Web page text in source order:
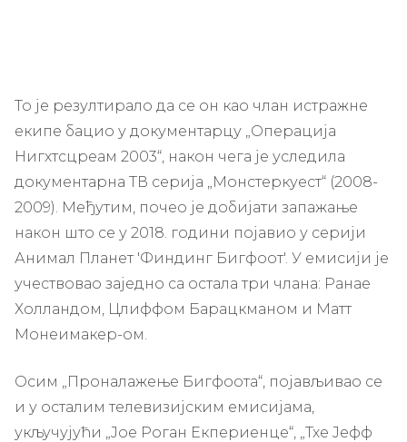
То је резултирало да се он као члан истражне
екипе бацио у документарцу „Операција
Нигхтсцреам 2003“, након чега је уследила
документарна ТВ серија „Монстеркуест“ (2008-
2009). Међутим, почео је добијати запажање
након што се у 2018. години појавио у серији
Анимал Планет 'Финдинг Бигфоот'. У емисији је
учествовао заједно са остала три члана: Ранае
Холландом, Цлиффом Барацкманом и Матт
Монеимакер-ом.
Осим „Проналажење Бигфоота“, појављивао се
и у осталим телевизијским емисијама,
укључујући „Јое Роган Екпериенце“, „Тхе Јефф